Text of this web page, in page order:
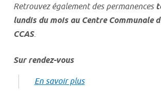
Retrouvez également des permanences
lundis du mois au Centre Communale
CCAS.
Sur rendez-vous
En savoir plus